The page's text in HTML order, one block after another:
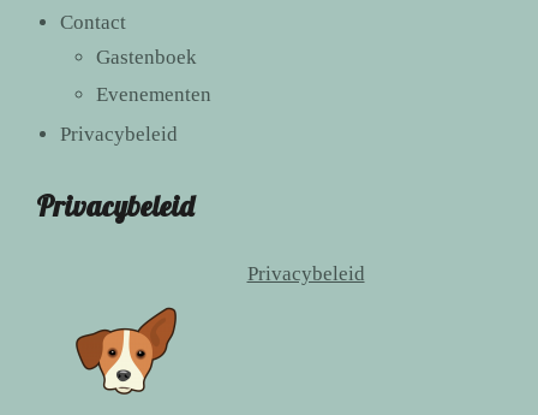
Contact
Gastenboek
Evenementen
Privacybeleid
Privacybeleid
Privacybeleid